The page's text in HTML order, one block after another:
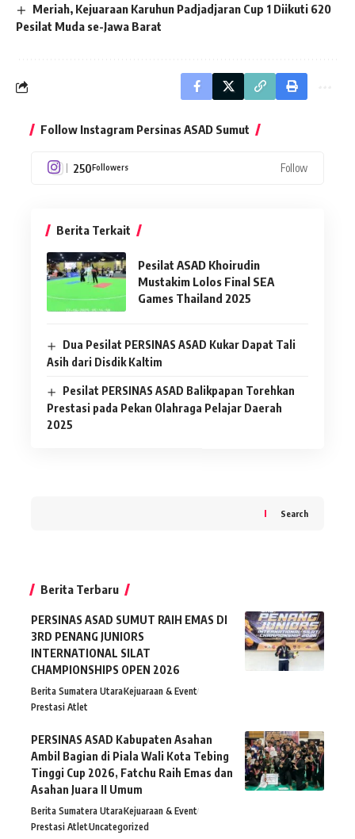
Meriah, Kejuaraan Karuhun Padjadjaran Cup 1 Diikuti 620
Pesilat Muda se-Jawa Barat
Follow Instagram Persinas ASAD Sumut
250Followers Follow
Berita Terkait
Pesilat ASAD Khoirudin
Mustakim Lolos Final SEA
Games Thailand 2025
Dua Pesilat PERSINAS ASAD Kukar Dapat Tali
Asih dari Disdik Kaltim
Pesilat PERSINAS ASAD Balikpapan Torehkan
Prestasi pada Pekan Olahraga Pelajar Daerah
2025
Search
Berita Terbaru
PERSINAS ASAD SUMUT RAIH EMAS DI
3RD PENANG JUNIORS
INTERNATIONAL SILAT
CHAMPIONSHIPS OPEN 2026
Berita Sumatera UtaraKejuaraan & Event
Prestasi Atlet
PERSINAS ASAD Kabupaten Asahan
Ambil Bagian di Piala Wali Kota Tebing
Tinggi Cup 2026, Fatchu Raih Emas dan
Asahan Juara II Umum
Berita Sumatera UtaraKejuaraan & Event
Prestasi AtletUncategorized